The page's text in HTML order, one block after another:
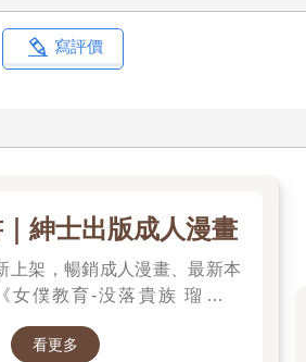
寫評價
紳士出版成人漫畫
上架，暢銷成人漫畫、最新本
女僕教育-没落貴族 瑠璃川
熱門系列作品任君挑選，隨時
看更多